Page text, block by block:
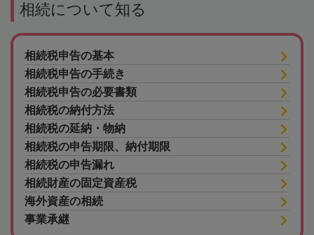
相続について知る
相続税申告の基本
相続税申告の手続き
相続税申告の必要書類
相続税の納付方法
相続税の延納・物納
相続税の申告期限、納付期限
相続税の申告漏れ
相続財産の固定資産税
海外資産の相続
事業承継